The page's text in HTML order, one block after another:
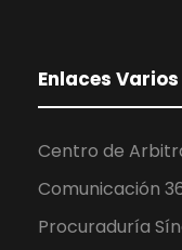
Enlaces Varios
Centro de
Comunicación
Procuraduría